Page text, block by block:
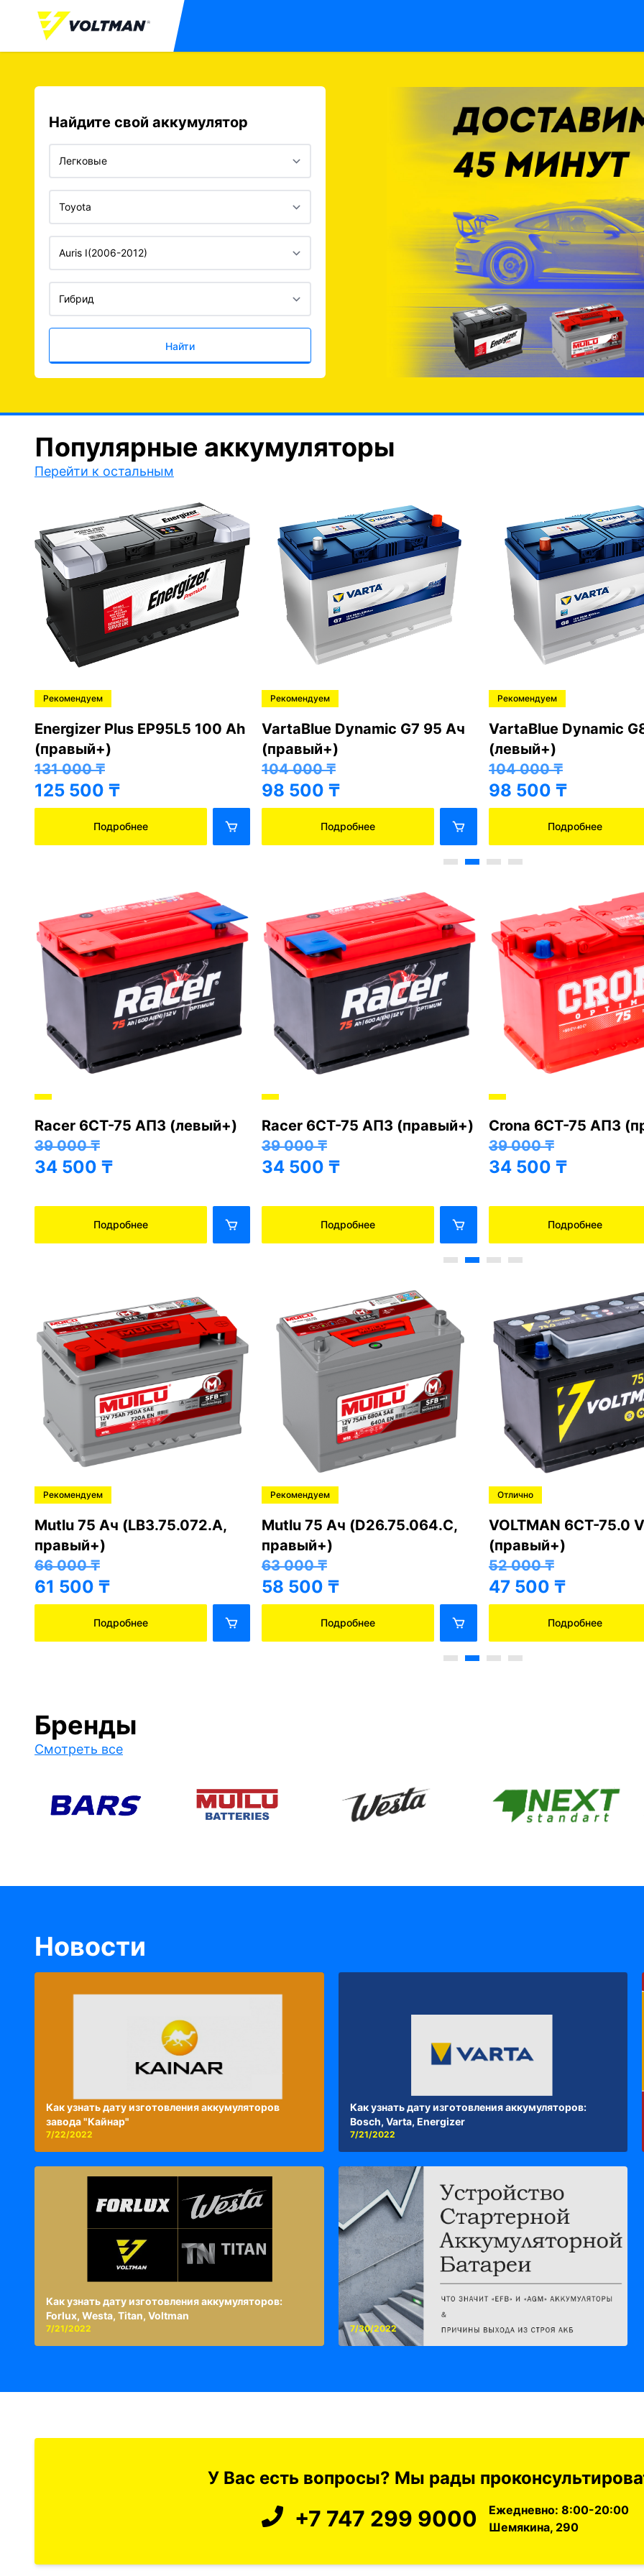
Найдите свой аккумулятор
Найти
Популярные аккумуляторы
Перейти к остальным
Рекомендуем
Energizer Plus EP95L5 100 Ah
(правый+)
131 000₸
125 500 ₸
Подробнее
Рекомендуем
VartaBlue Dynamic G7 95 Ач
(правый+)
104 000₸
98 500 ₸
Подробнее
Рекомендуем
VartaBlue Dynamic
(левый+)
104 000₸
98 500 ₸
Подробнее
Racer 6СТ-75 АПЗ (левый+)
39 000₸
34 500 ₸
Подробнее
Racer 6СТ-75 АПЗ (правый+)
39 000₸
34 500 ₸
Подробнее
Crona 6СТ-75 АПЗ
39 000₸
34 500 ₸
Подробнее
Рекомендуем
Mutlu 75 Ач (LB3.75.072.A,
правый+)
66 000₸
61 500 ₸
Подробнее
Рекомендуем
Mutlu 75 Ач (D26.75.064.C,
правый+)
63 000₸
58 500 ₸
Подробнее
Отлично
VOLTMAN 6CT-75.0
(правый+)
52 000₸
47 500 ₸
Подробнее
Бренды
Смотреть все
Новости
Как узнать дату изготовления аккумуляторов
завода "Кайнар"
7/22/2022
Как узнать дату изготовления аккумуляторов:
Bosch, Varta, Energizer
7/21/2022
Как узнать дату изготовления аккумуляторов:
Forlux, Westa, Titan, Voltman
7/21/2022 7/30/2022
У Вас есть вопросы? Мы рады
+7 747 299 9000
Ежедневно: 8:00-20:00
Шемякина, 290